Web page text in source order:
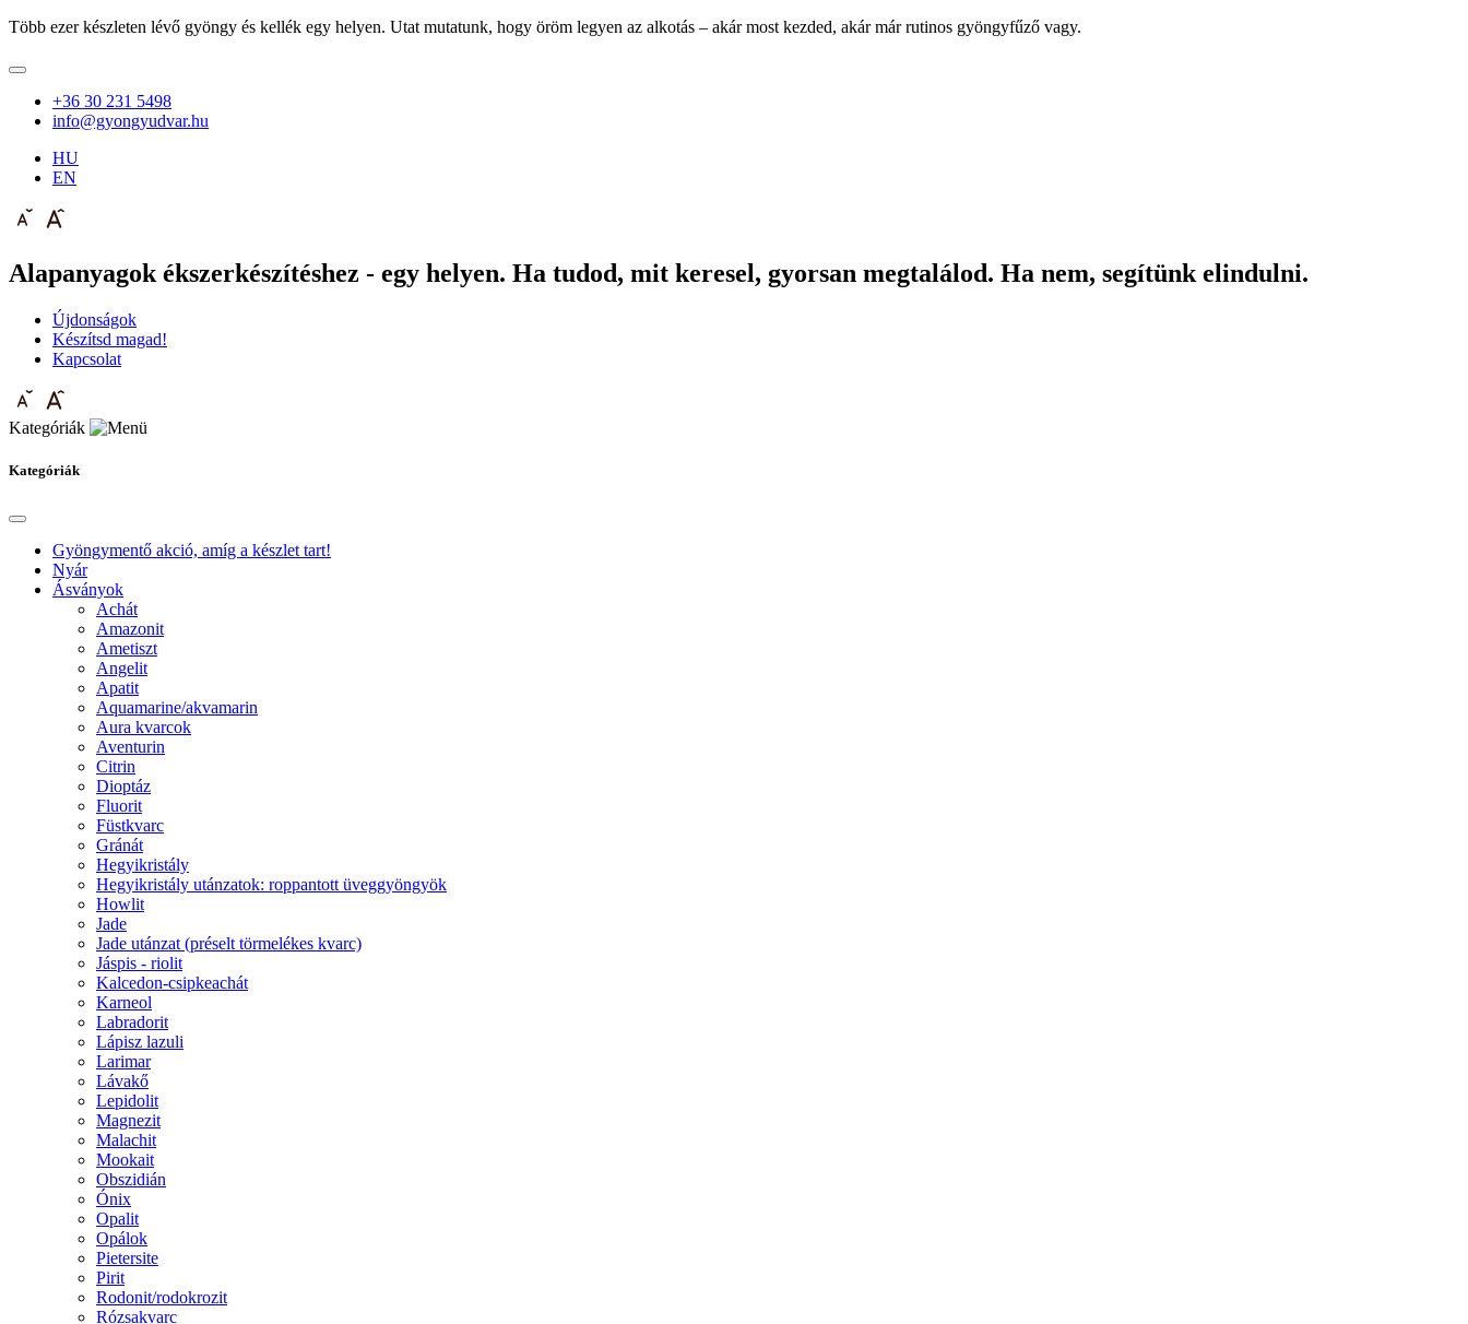
Több ezer készleten lévő gyöngy és kellék egy helyen. Utat mutatunk, hogy öröm legyen az alkotás – akár most kezded, akár már rutinos gyöngyfűző vagy.
+36 30 231 5498
info@gyongyudvar.hu
HU
EN
Alapanyagok ékszerkészítéshez - egy helyen. Ha tudod, mit keresel, gyorsan megtalálod. Ha nem, segítünk elindulni.
Újdonságok
Készítsd magad!
Kapcsolat
Kategóriák
Kategóriák
Gyöngymentő akció, amíg a készlet tart!
Nyár
Ásványok
Achát
Amazonit
Ametiszt
Angelit
Apatit
Aquamarine/akvamarin
Aura kvarcok
Aventurin
Citrin
Dioptáz
Fluorit
Füstkvarc
Gránát
Hegyikristály
Hegyikristály utánzatok: roppantott üveggyöngyök
Howlit
Jade
Jade utánzat (préselt törmelékes kvarc)
Jáspis - riolit
Kalcedon-csipkeachát
Karneol
Labradorit
Lápisz lazuli
Larimar
Lávakő
Lepidolit
Magnezit
Malachit
Mookait
Obszidián
Ónix
Opalit
Opálok
Pietersite
Pirit
Rodonit/rodokrozit
Rózsakvarc